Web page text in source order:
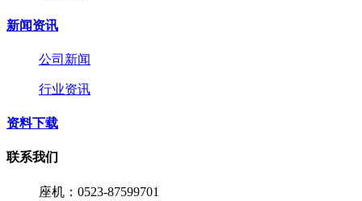
新闻资讯
公司新闻
行业资讯
资料下载
联系我们
座机：0523-87599701